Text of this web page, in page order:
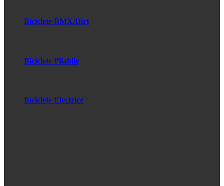
Biciclete BMX/Dirt
Biciclete Pliabile
Biciclete Electrice